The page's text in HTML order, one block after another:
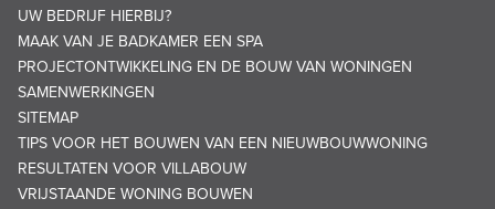
UW BEDRIJF HIERBIJ?
MAAK VAN JE BADKAMER EEN SPA
PROJECTONTWIKKELING EN DE BOUW VAN WONINGEN
SAMENWERKINGEN
SITEMAP
TIPS VOOR HET BOUWEN VAN EEN NIEUWBOUWWONING
RESULTATEN VOOR VILLABOUW
VRIJSTAANDE WONING BOUWEN